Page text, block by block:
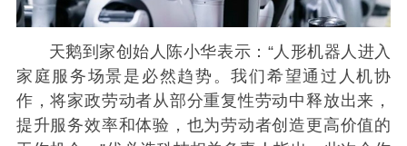
天鹅到家创始人陈小华表示：“人形机器人进入
家庭服务场景是必然趋势。我们希望通过人机协
作，将家政劳动者从部分重复性劳动中释放出来，
提升服务效率和体验，也为劳动者创造更高价值的